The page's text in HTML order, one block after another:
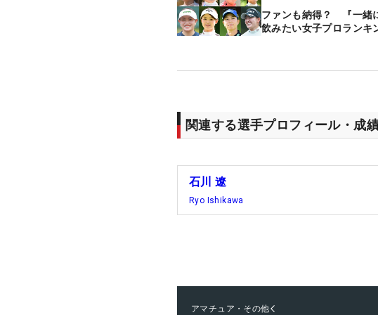
ファンも納得？ 『一緒
飲みたい女子プロランキ
関連する選手プロフィール・成
石川 遼
Ryo Ishikawa
アマチュア・その他